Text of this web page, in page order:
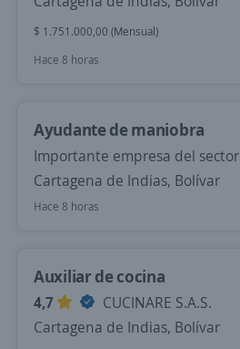
$ 1.751.000,00 (Mensual)
Hace 8 horas
Ayudante de maniobra
Importante empresa del sector
Cartagena de Indias, Bolívar
Hace 8 horas
Auxiliar de cocina
4,7
CUCINARE S.A.S.
Cartagena de Indias, Bolívar